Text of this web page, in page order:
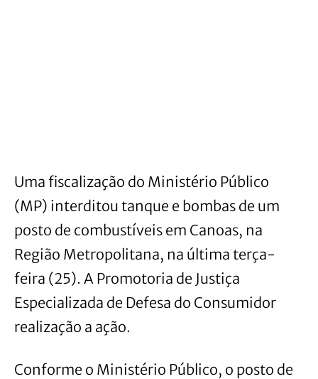
Uma fiscalização do Ministério Público
(MP) interditou tanque e bombas de um
posto de combustíveis em Canoas, na
Região Metropolitana, na última terça-
feira (25). A Promotoria de Justiça
Especializada de Defesa do Consumidor
realização a ação.
Conforme o Ministério Público, o posto de